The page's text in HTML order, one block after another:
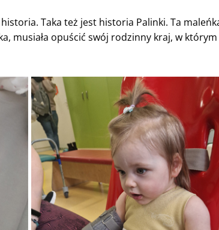
Taka też jest historia Palinki. Ta
musiała opuścić swój rodzinny kraj, w